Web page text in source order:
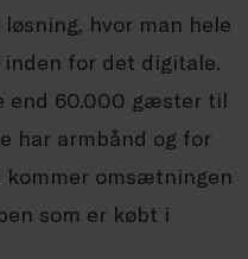
hvor man hele
for det digitale.
end 60.000 gæster til
har armbånd og for
kommer omsætningen
som er købt i